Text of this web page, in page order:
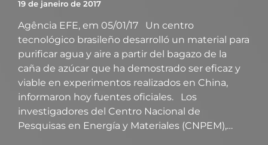
19 de janeiro de 2017
Agência EFE, em 05/01/17 Un centro
tecnológico brasileño desarrolló un material para
purificar agua y aire a partir del bagazo de la
caña de azúcar que ha demostrado ser eficaz y
viable en experimentos realizados en China,
informaron hoy fuentes oficiales. Los
investigadores del Centro Nacional de
Pesquisas en Energía y Materiales (CNPEM),…